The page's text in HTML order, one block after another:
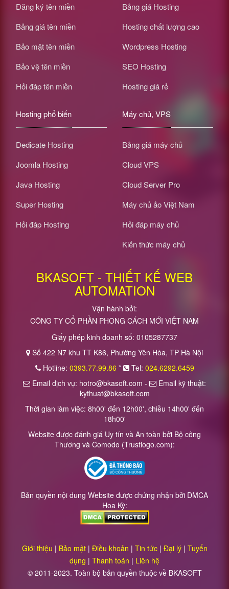
Đăng ký tên miền
Bảng giá tên miền
Bảo mật tên miền
Bảo vệ tên miền
Hỏi đáp tên miền
Bảng giá Hosting
Hosting chất lượng cao
Wordpress Hosting
SEO Hosting
Hosting giá rẻ
Hosting phổ biến
Dedicate Hosting
Joomla Hosting
Java Hosting
Super Hosting
Hỏi đáp Hosting
Máy chủ, VPS
Bảng giá máy chủ
Cloud VPS
Cloud Server Pro
Máy chủ ảo Việt Nam
Hỏi đáp máy chủ
Kiến thức máy chủ
BKASOFT - THIẾT KẾ WEB
AUTOMATION
Vận hành bởi:
CÔNG TY CỔ PHẦN PHONG CÁCH MỚI VIỆT NAM
Giấy phép kinh doanh số: 0105287737
Số 422 N7 khu TT K86, Phường Yên Hòa, TP Hà Nội
Hotline: 0393.77.99.86 * Tel: 024.6292.6459
Email dịch vụ: hotro@bkasoft.com -
Email kỹ thuật:
kythuat@bkasoft.com
Thời gian làm việc: 8h00' đến 12h00', chiều 14h00' đến
18h00'
Website được đánh giá Uy tín và An toàn bởi Bộ công
Thương và Comodo (Trustlogo.com):
Bản quyền nội dung Website được chứng nhận bởi DMCA
Hoa Kỳ:
Giới thiệu | Bảo mật| Điều khoản | Tin tức| Đại lý| Tuyển
dụng | Thanh toán | Liên hệ
© 2011-2023. Toàn bộ bản quyền thuộc về BKASOFT